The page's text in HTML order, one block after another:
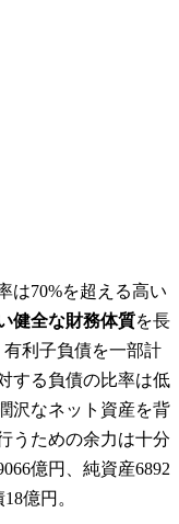
は70%を超える高い
健全な財務体質を長
利子負債を一部計
する負債の比率は低
沢なネット資産を背
うための余力は十分
億円、純資産6892
億円。